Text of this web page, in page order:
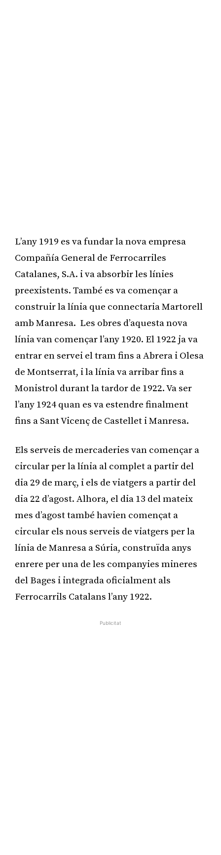
L’any 1919 es va fundar la nova empresa
Compañía General de Ferrocarriles
Catalanes, S.A. i va absorbir les línies
preexistents. També es va començar a
construir la línia que connectaria Martorell
amb Manresa. Les obres d’aquesta nova
línia van començar l’any 1920. El 1922 ja va
entrar en servei el tram fins a Abrera i Olesa
de Montserrat, i la línia va arribar fins a
Monistrol durant la tardor de 1922. Va ser
l’any 1924 quan es va estendre finalment
fins a Sant Vicenç de Castellet i Manresa.
Els serveis de mercaderies van començar a
circular per la línia al complet a partir del
dia 29 de març, i els de viatgers a partir del
dia 22 d’agost. Alhora, el dia 13 del mateix
mes d’agost també havien començat a
circular els nous serveis de viatgers per la
línia de Manresa a Súria, construïda anys
enrere per una de les companyies mineres
del Bages i integrada oficialment als
Ferrocarrils Catalans l’any 1922.
Publicitat